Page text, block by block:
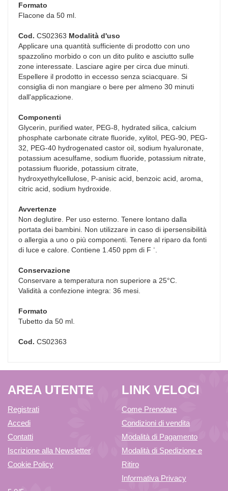
Formato
Flacone da 50 ml.
Cod. CS02363 Modalità d'uso
Applicare una quantità sufficiente di prodotto con uno
spazzolino morbido o con un dito pulito e asciutto sulle
zone interessate. Lasciare agire per circa due minuti.
Espellere il prodotto in eccesso senza sciacquare. Si
consiglia di non mangiare o bere per almeno 30 minuti
dall'applicazione.
Componenti
Glycerin, purified water, PEG-8, hydrated silica, calcium
phosphate carbonate citrate fluoride, xylitol, PEG-90, PEG-
32, PEG-40 hydrogenated castor oil, sodium hyaluronate,
potassium acesulfame, sodium fluoride, potassium nitrate,
potassium fluoride, potassium citrate,
hydroxyethylcellulose, P-anisic acid, benzoic acid, aroma,
citric acid, sodium hydroxide.
Avvertenze
Non deglutire. Per uso esterno. Tenere lontano dalla
portata dei bambini. Non utilizzare in caso di ipersensibilità
o allergia a uno o più componenti. Tenere al riparo da fonti
di luce e calore. Contiene 1.450 ppm di F -
Conservazione
Conservare a temperatura non superiore a 25°C.
Validità a confezione integra: 36 mesi.
Formato
Tubetto da 50 ml.
Cod. CS02363
AREA UTENTE
Registrati
Accedi
Contatti
Iscrizione alla Newsletter
Cookie Policy
LINK VELOCI
Come Prenotare
Condizioni di vendita
Modalità di Pagamento
Modalità di Spedizione e
Ritiro
Informativa Privacy